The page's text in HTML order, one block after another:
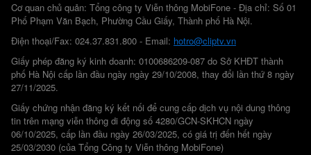
Cơ quan chủ quản: Tổng công ty Viễn thông MobiFone - Địa chỉ: Số 01
Phố Phạm Văn Bạch, Phường Cầu Giấy, Thành phố Hà Nội.
Điện thoại/Fax: 024.37.831.800 - Email: hotro@cliptv.vn
Giấy phép đăng ký kinh doanh: 0100686209-087 do Sở KHĐT thành
phố Hà Nội cấp lần đầu ngày ngày 29/10/2008, thay đổi lần thứ 8 ngày
27/11/2025.
Giấy chứng nhận đăng ký kết nối để cung cấp dịch vụ nội dung thông
tin trên mạng viễn thông di động số 4280/GCN-SKHCN ngày
06/10/2025, cấp lần đầu ngày 26/03/2025, có giá trị đến hết ngày
25/03/2030 (của Tổng Công ty Viễn thông MobiFone)